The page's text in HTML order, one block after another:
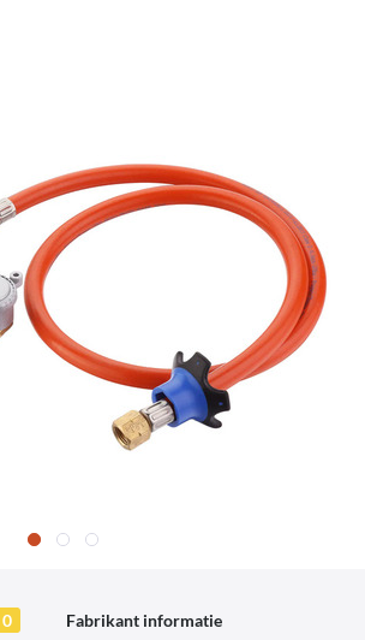
0 Fabrikant informatie